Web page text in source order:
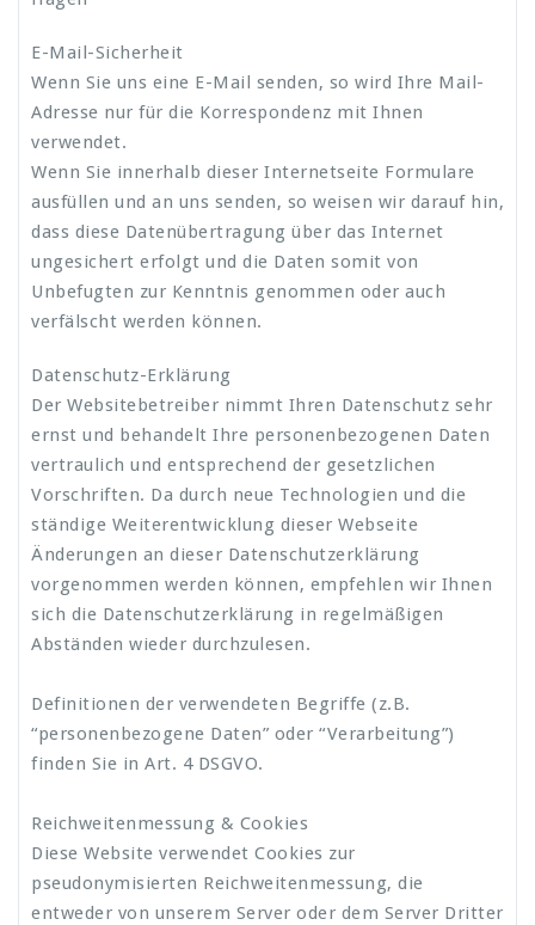
E-Mail-Sicherheit
Wenn Sie uns eine E-Mail senden, so wird Ihre Mail-
Adresse nur für die Korrespondenz mit Ihnen
verwendet.
Wenn Sie innerhalb dieser Internetseite Formulare
ausfüllen und an uns senden, so weisen wir darauf hin,
dass diese Datenübertragung über das Internet
ungesichert erfolgt und die Daten somit von
Unbefugten zur Kenntnis genommen oder auch
verfälscht werden können.
Datenschutz-Erklärung
Der Websitebetreiber nimmt Ihren Datenschutz sehr
ernst und behandelt Ihre personenbezogenen Daten
vertraulich und entsprechend der gesetzlichen
Vorschriften. Da durch neue Technologien und die
ständige Weiterentwicklung dieser Webseite
Änderungen an dieser Datenschutzerklärung
vorgenommen werden können, empfehlen wir Ihnen
sich die Datenschutzerklärung in regelmäßigen
Abständen wieder durchzulesen.
Definitionen der verwendeten Begriffe (z.B.
“personenbezogene Daten” oder “Verarbeitung”)
finden Sie in Art. 4 DSGVO.
Reichweitenmessung & Cookies
Diese Website verwendet Cookies zur
pseudonymisierten Reichweitenmessung, die
entweder von unserem Server oder dem Server Dritter